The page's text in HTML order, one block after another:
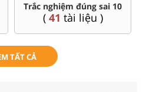
Trắc nghiệm đúng sai 10
( 41 tài liệu )
TẤT CẢ